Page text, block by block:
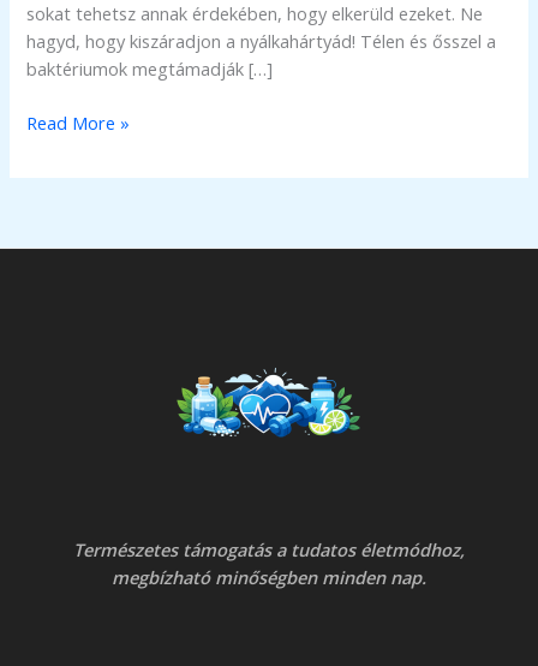
sokat tehetsz annak érdekében, hogy elkerüld ezeket. Ne
hagyd, hogy kiszáradjon a nyálkahártyád! Télen és ősszel a
baktériumok megtámadják […]
Hogyan
az
Read More »
Természetes támogatás a tudatos életmódhoz,
megbízható minőségben minden nap.